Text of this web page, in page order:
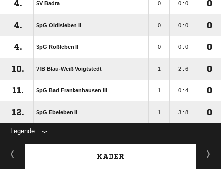
4. SV Badra 0 0 : 0 0
4. SpG Oldisleben II 0 0 : 0 0
4. SpG Roßleben II 0 0 : 0 0
10. VfB Blau-Weiß Voigtstedt 1 2 : 6 0
11. SpG Bad Frankenhausen III 1 0 : 4 0
12. SpG Ebeleben II 1 3 : 8 0
Legende
KADER